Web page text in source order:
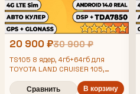
20 900 ₽30 900 ₽
TS105 8 ядер, 4гб+64гб для
TOYOTA LAND CRUISER 105,
Android магнитола
Сравнить В корзину